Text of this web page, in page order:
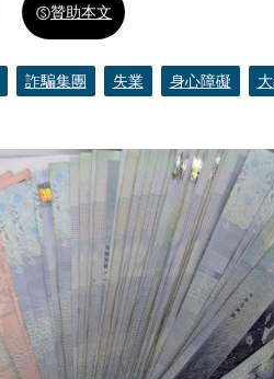
贊助本文
詐騙集團 失業 身心障礙